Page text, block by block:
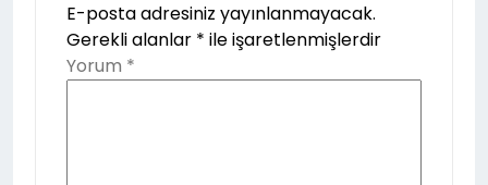
E-posta adresiniz yayınlanmayacak.
Gerekli alanlar * ile işaretlenmişlerdir
Yorum *